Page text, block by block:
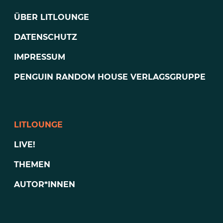
ÜBER LITLOUNGE
DATENSCHUTZ
IMPRESSUM
PENGUIN RANDOM HOUSE VERLAGSGRUPPE
LITLOUNGE
LIVE!
THEMEN
AUTOR*INNEN